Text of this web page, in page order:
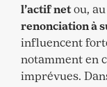
l’actif netou,
renonciation à
influencent
notamment en
imprévues.